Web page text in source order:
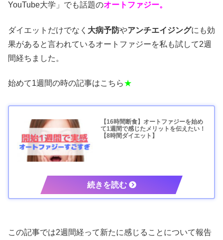
YouTube大学」でも話題のオートファジー。
ダイエットだけでなく 大病予防やアンチエイジングにも効
果があると言われているオートファジーを私も試して2週
間経ちました。
始めて1週間の時の記事はこちら★
【16時間断食】オートファジーを始め
て1週間で感じたメリットを伝えたい！
【8時間ダイエット】
この記事では2週間経って新たに感じることについて報告